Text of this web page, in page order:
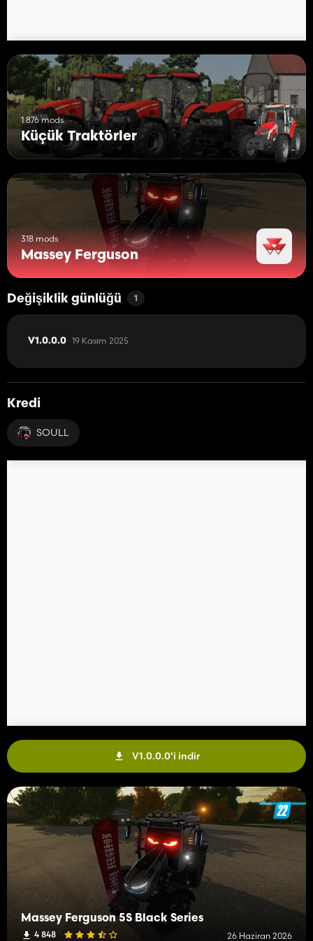
1 876 mods
Küçük Traktörler
318 mods
Massey Ferguson
Değişiklik günlüğü 1
V1.0.0.0 19 Kasım 2025
Kredi
SOULL
V1.0.0.0'i indir
Massey Ferguson 5S Black Series
4 848 26 Haziran 2026